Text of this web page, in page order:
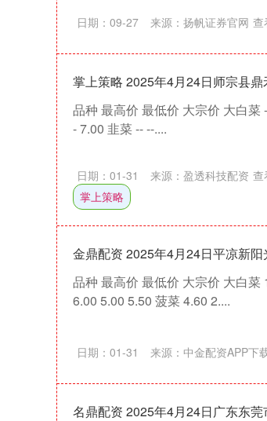
日期：09-27 来源：扬帆证券官网 查
掌上策略 2025年4月24日师宗县
品种 最高价 最低价 大宗价 大白菜
- 7.00 韭菜 -- --....
日期：01-31 来源：盈透科技配资 查
掌上策略
金鼎配资 2025年4月24日平凉新
品种 最高价 最低价 大宗价 大白
6.00 5.00 5.50 菠菜 4.60 2....
日期：01-31 来源：中金配资APP下
名鼎配资 2025年4月24日广东东